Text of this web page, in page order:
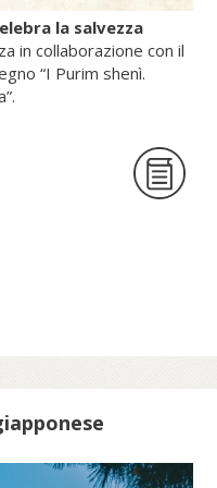
la salvezza
in collaborazione con il
“I Purim shenì.
per la prima
storiche